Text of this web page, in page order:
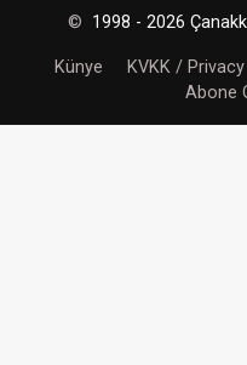
© 1998 - 2026
Künye KVKK / Privacy
Abone